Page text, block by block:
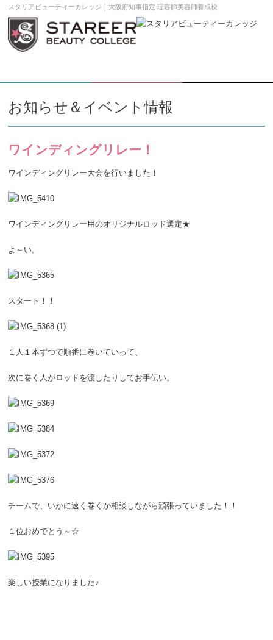
スタリアビューティーカレッジ｜大阪府知事指定 理容師美容師養成校
お知らせ＆イベント情報
ワインディングリレー！
ワインディングリレー大会を行いました！
ワインディングリレー用のオリジナルロッド選定★
よ～い。
スタート！！
１人１本ずつで順番に巻いていって、
次に巻く人がロッドを渡したりしてお手伝い。
チームで、いかに速く巻くか相談しながら頑張っていました！！
１位おめでとう～☆
楽しい授業になりました♪